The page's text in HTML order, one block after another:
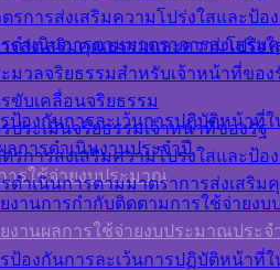
รการส่งเสริมความโปร่งใสและป้
ดำเนินการตามมาตราการส่งเสริ
ป้องกันการละเว้นการปฏิบัติหน้าที่
ลการดำเนินงานประจำปี
ารใช้จ่ายงบประมาณ
งานการกำกับติดตามการใช้จ่ายง
งานผลการใช้จ่ายงบประมาณประจ
รส่งเสริมคุณธรรมและความโปร่งใ
มวลจริยธรรมสำหรับเจ้าหน้าที่ของ
ขับเคลื่อนจริยธรรม
ประเมินจริยธรรมเจ้าหน้าที่ของรัฐ
รการส่งเสริมความโปร่งใสและป้
ดำเนินการตามมาตราการส่งเสริ
ป้องกันการละเว้นการปฏิบัติหน้าที่